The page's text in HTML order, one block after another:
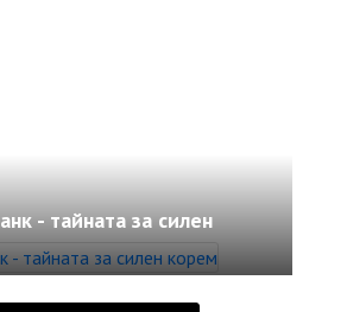
- тайната за силен